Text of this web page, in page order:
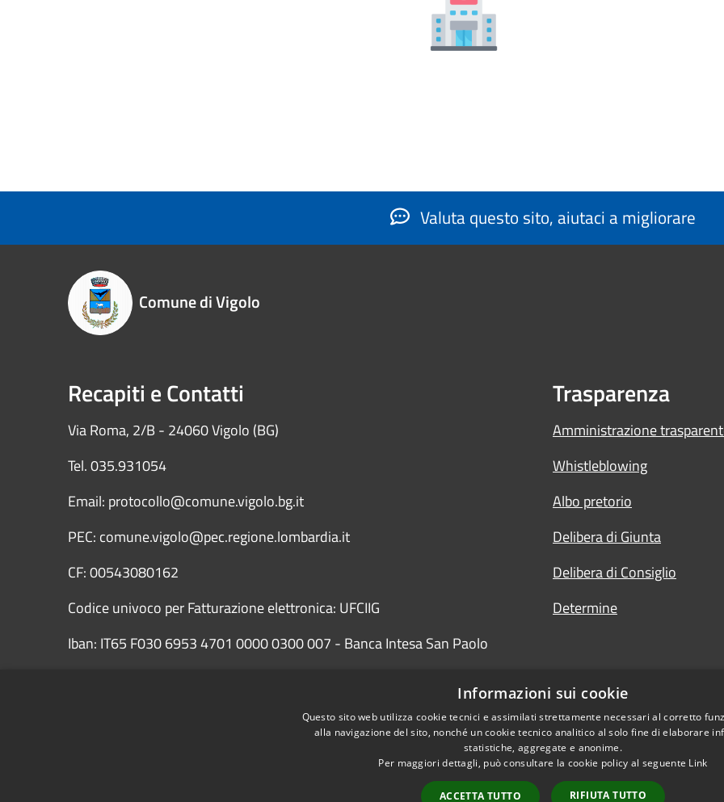
Valuta questo sito, aiutaci a migliorare
Comune di Vigolo
Recapiti e Contatti
Via Roma, 2/B - 24060 Vigolo (BG)
Tel. 035.931054
Email: protocollo@comune.vigolo.bg.it
PEC: comune.vigolo@pec.regione.lombardia.it
CF: 00543080162
Codice univoco per Fatturazione elettronica: UFCIIG
Iban: IT65 F030 6953 4701 0000 0300 007 - Banca Intesa San Paolo
Trasparenza
Amministrazione
Whistleblowing
Albo pretorio
Delibera di Giunta
Delibera di Consiglio
Determine
Informazioni sui cookie
Questo sito web utilizza cookie tecnici e assimilati strettamente necessari al corretto
alla navigazione del sito, nonché un cookie tecnico analitico al solo fine di elaborare
statistiche, aggregate e anonime.
Per maggiori dettagli, può consultare la cookie policy al seguente Link
ACCETTA TUTTO RIFIUTA TUTTO